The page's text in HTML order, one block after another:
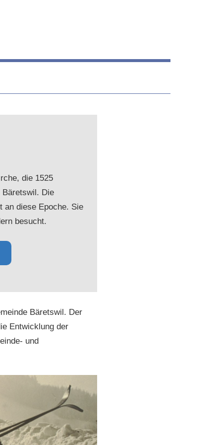
die 1525
Bäretswil. Die
an diese Epoche. Sie
besucht.
Bäretswil. Der
Entwicklung der
und